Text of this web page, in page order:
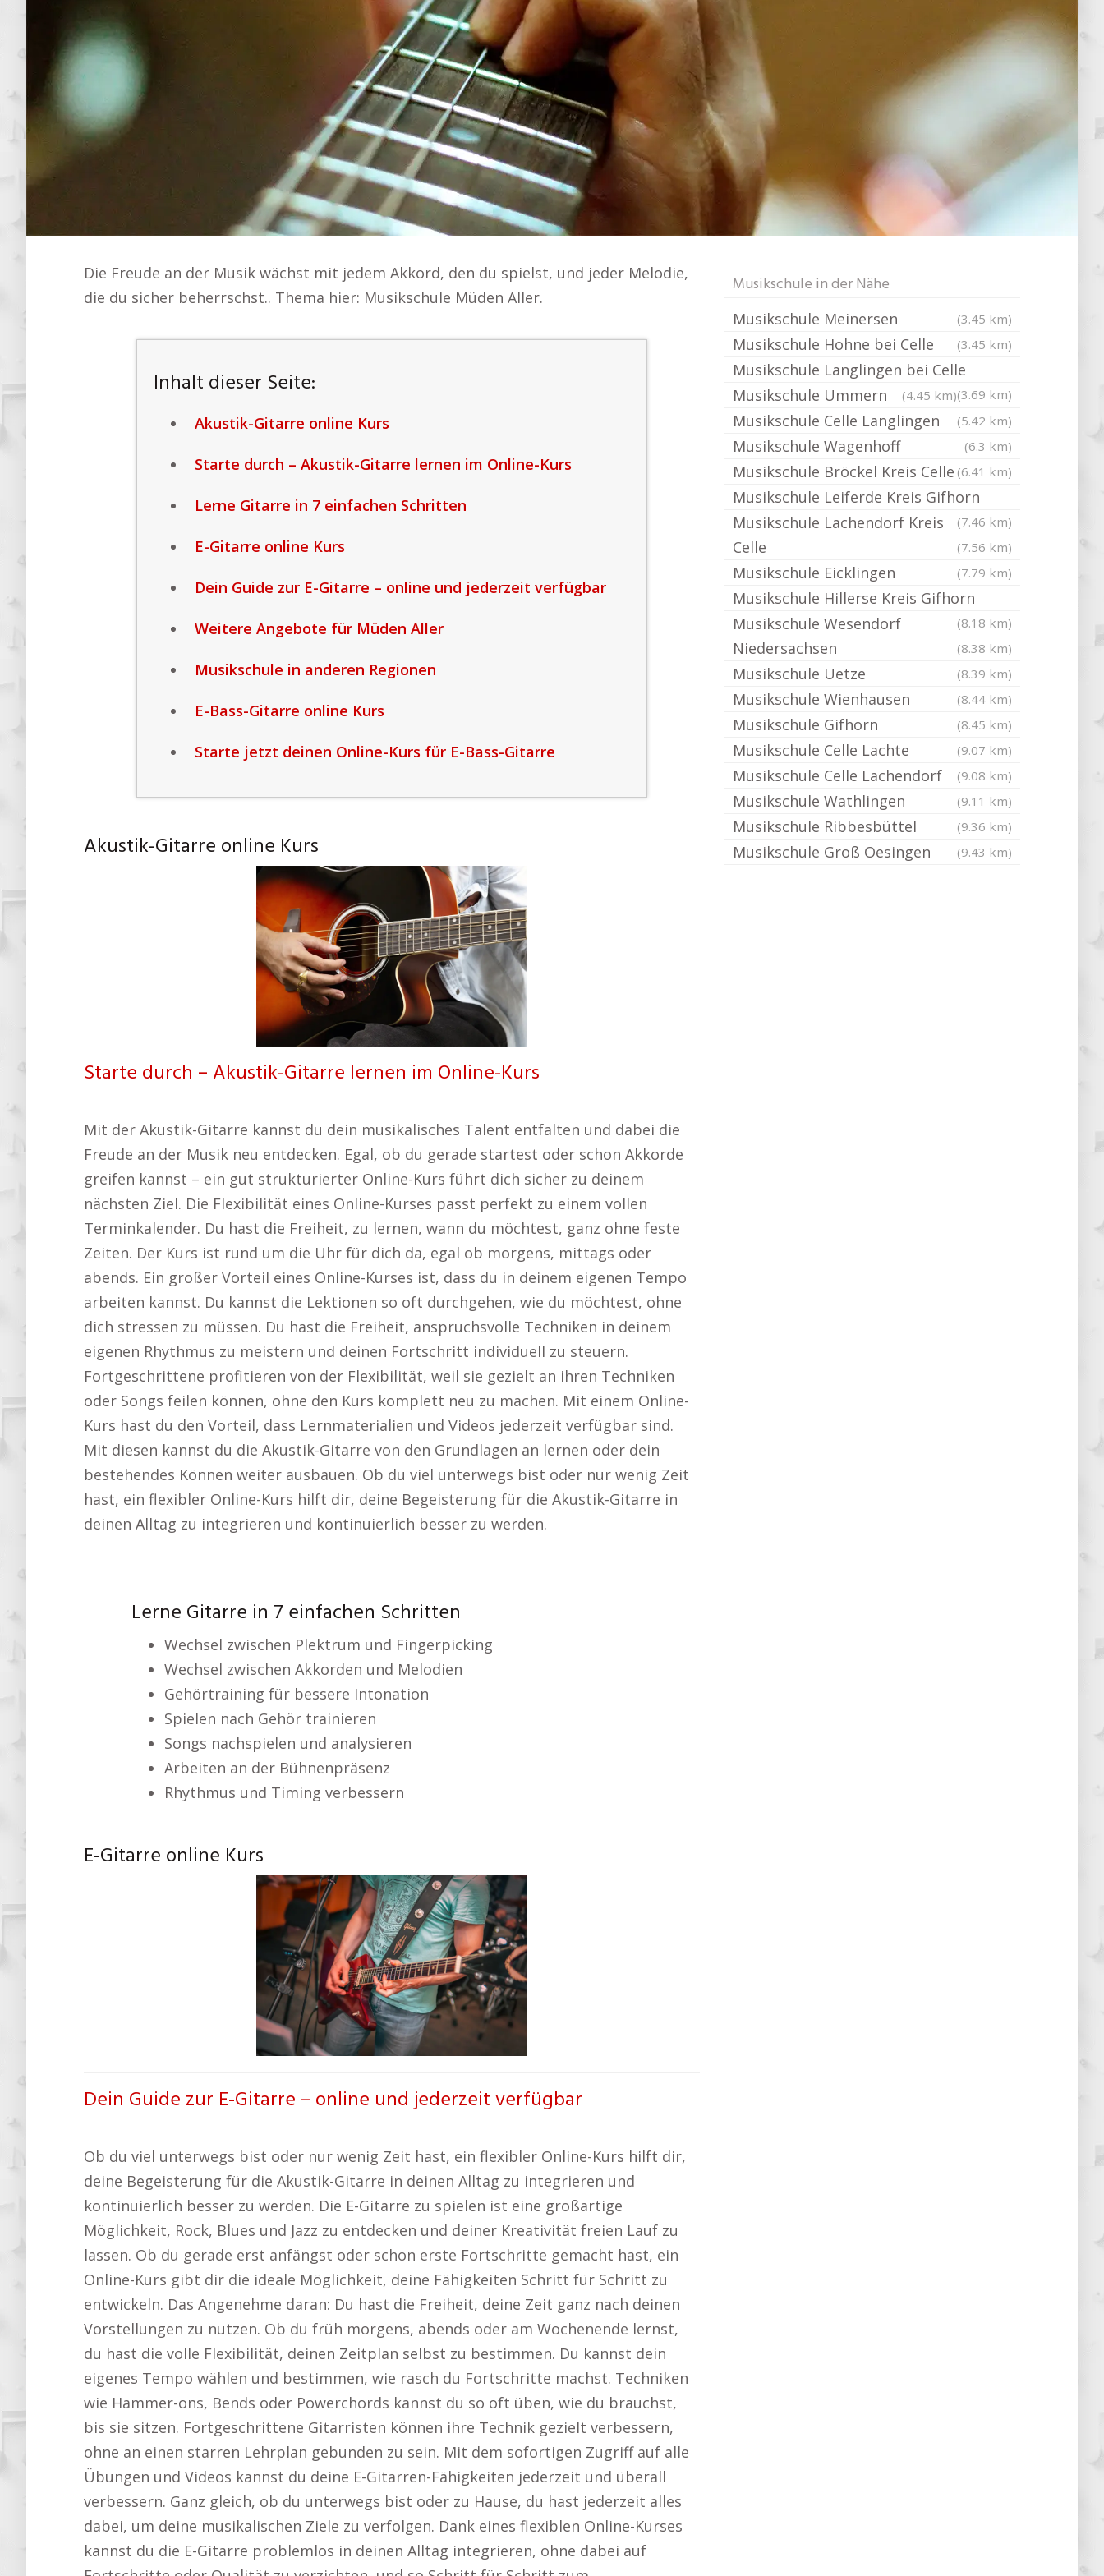
Die Freude an der Musik wächst mit jedem Akkord, den du spielst, und jeder Melodie,
die du sicher beherrschst.. Thema hier: Musikschule Müden Aller.
Inhalt dieser Seite:
Akustik-Gitarre online Kurs
Starte durch – Akustik-Gitarre lernen im Online-Kurs
Lerne Gitarre in 7 einfachen Schritten
E-Gitarre online Kurs
Dein Guide zur E-Gitarre – online und jederzeit verfügbar
Weitere Angebote für Müden Aller
Musikschule in anderen Regionen
E-Bass-Gitarre online Kurs
Starte jetzt deinen Online-Kurs für E-Bass-Gitarre
Akustik-Gitarre online Kurs
Starte durch – Akustik-Gitarre lernen im Online-Kurs
Mit der Akustik-Gitarre kannst du dein musikalisches Talent entfalten und dabei die
Freude an der Musik neu entdecken. Egal, ob du gerade startest oder schon Akkorde
greifen kannst – ein gut strukturierter Online-Kurs führt dich sicher zu deinem
nächsten Ziel. Die Flexibilität eines Online-Kurses passt perfekt zu einem vollen
Terminkalender. Du hast die Freiheit, zu lernen, wann du möchtest, ganz ohne feste
Zeiten. Der Kurs ist rund um die Uhr für dich da, egal ob morgens, mittags oder
abends. Ein großer Vorteil eines Online-Kurses ist, dass du in deinem eigenen Tempo
arbeiten kannst. Du kannst die Lektionen so oft durchgehen, wie du möchtest, ohne
dich stressen zu müssen. Du hast die Freiheit, anspruchsvolle Techniken in deinem
eigenen Rhythmus zu meistern und deinen Fortschritt individuell zu steuern.
Fortgeschrittene profitieren von der Flexibilität, weil sie gezielt an ihren Techniken
oder Songs feilen können, ohne den Kurs komplett neu zu machen. Mit einem Online-
Kurs hast du den Vorteil, dass Lernmaterialien und Videos jederzeit verfügbar sind.
Mit diesen kannst du die Akustik-Gitarre von den Grundlagen an lernen oder dein
bestehendes Können weiter ausbauen. Ob du viel unterwegs bist oder nur wenig Zeit
hast, ein flexibler Online-Kurs hilft dir, deine Begeisterung für die Akustik-Gitarre in
deinen Alltag zu integrieren und kontinuierlich besser zu werden.
Lerne Gitarre in 7 einfachen Schritten
Wechsel zwischen Plektrum und Fingerpicking
Wechsel zwischen Akkorden und Melodien
Gehörtraining für bessere Intonation
Spielen nach Gehör trainieren
Songs nachspielen und analysieren
Arbeiten an der Bühnenpräsenz
Rhythmus und Timing verbessern
E-Gitarre online Kurs
Dein Guide zur E-Gitarre – online und jederzeit verfügbar
Ob du viel unterwegs bist oder nur wenig Zeit hast, ein flexibler Online-Kurs hilft dir,
deine Begeisterung für die Akustik-Gitarre in deinen Alltag zu integrieren und
kontinuierlich besser zu werden. Die E-Gitarre zu spielen ist eine großartige
Möglichkeit, Rock, Blues und Jazz zu entdecken und deiner Kreativität freien Lauf zu
lassen. Ob du gerade erst anfängst oder schon erste Fortschritte gemacht hast, ein
Online-Kurs gibt dir die ideale Möglichkeit, deine Fähigkeiten Schritt für Schritt zu
entwickeln. Das Angenehme daran: Du hast die Freiheit, deine Zeit ganz nach deinen
Vorstellungen zu nutzen. Ob du früh morgens, abends oder am Wochenende lernst,
du hast die volle Flexibilität, deinen Zeitplan selbst zu bestimmen. Du kannst dein
eigenes Tempo wählen und bestimmen, wie rasch du Fortschritte machst. Techniken
wie Hammer-ons, Bends oder Powerchords kannst du so oft üben, wie du brauchst,
bis sie sitzen. Fortgeschrittene Gitarristen können ihre Technik gezielt verbessern,
ohne an einen starren Lehrplan gebunden zu sein. Mit dem sofortigen Zugriff auf alle
Übungen und Videos kannst du deine E-Gitarren-Fähigkeiten jederzeit und überall
verbessern. Ganz gleich, ob du unterwegs bist oder zu Hause, du hast jederzeit alles
dabei, um deine musikalischen Ziele zu verfolgen. Dank eines flexiblen Online-Kurses
kannst du die E-Gitarre problemlos in deinen Alltag integrieren, ohne dabei auf
Musikschule in der Nähe
Musikschule Meinersen (3.45 km)
Musikschule Hohne bei Celle (3.45 km)
Musikschule Langlingen bei Celle
(3.69 km)
Musikschule Ummern (4.45 km)
Musikschule Celle Langlingen (5.42 km)
Musikschule Wagenhoff (6.3 km)
Musikschule Bröckel Kreis Celle (6.41 km)
Musikschule Leiferde Kreis Gifhorn
(7.46 km)
Musikschule Lachendorf Kreis
Celle
(7.56 km)
Musikschule Eicklingen (7.79 km)
Musikschule Hillerse Kreis Gifhorn
(8.18 km)
Musikschule Wesendorf
Niedersachsen
(8.38 km)
Musikschule Uetze (8.39 km)
Musikschule Wienhausen (8.44 km)
Musikschule Gifhorn (8.45 km)
Musikschule Celle Lachte (9.07 km)
Musikschule Celle Lachendorf (9.08 km)
Musikschule Wathlingen (9.11 km)
Musikschule Ribbesbüttel (9.36 km)
Musikschule Groß Oesingen (9.43 km)